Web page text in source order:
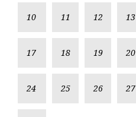
10 11 12 13
17 18 19 20
24 25 26 27